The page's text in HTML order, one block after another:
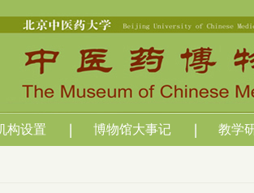
构设置 博物馆大事记 教学